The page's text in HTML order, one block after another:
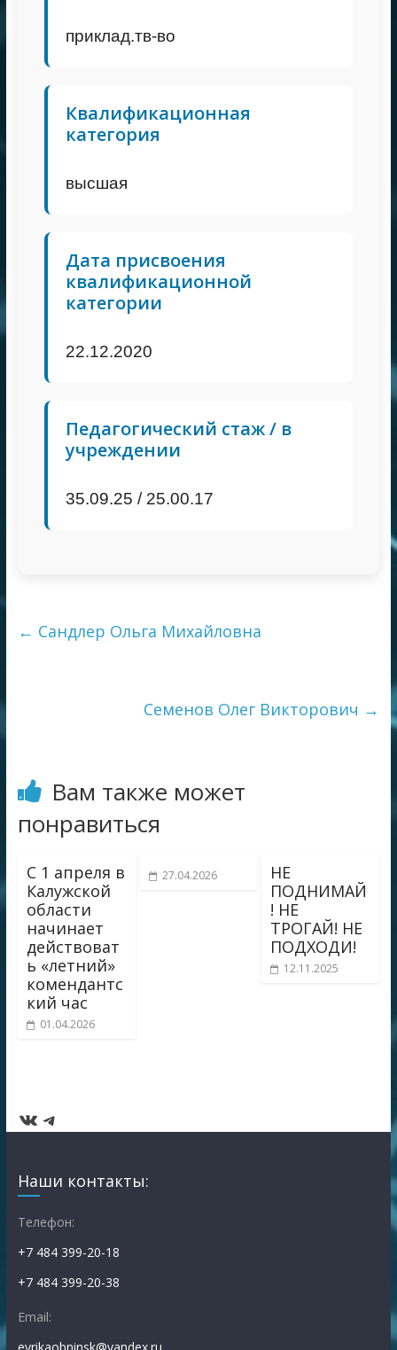
приклад.тв-во
Квалификационная
категория
высшая
Дата присвоения
квалификационной
категории
22.12.2020
Педагогический стаж / в
учреждении
35.09.25 / 25.00.17
← Сандлер Ольга Михайловна
Семенов Олег Викторович →
Вам также может
понравиться
С 1 апреля в
Калужской
области
начинает
действоват
ь «летний»
комендантс
кий час
01.04.2026
27.04.2026
НЕ
ПОДНИМАЙ
! НЕ
ТРОГАЙ! НЕ
ПОДХОДИ!
12.11.2025
ВКонтакте
Telegram
Наши контакты:
Телефон:
+7 484 399-20-18
+7 484 399-20-38
Email: